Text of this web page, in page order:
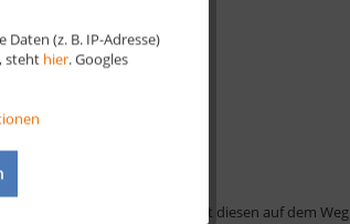
und Bahn benutzen. Lerne mit diesen auf dem Weg
Aktiv
(z. B. IP-Adresse)
steht hier. Googles